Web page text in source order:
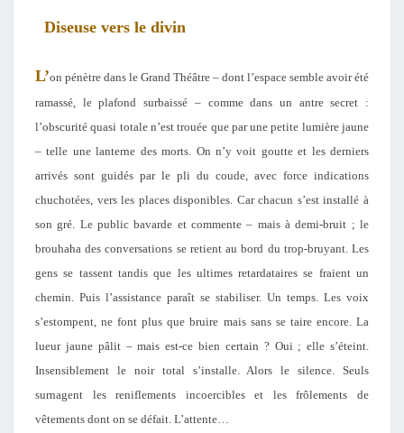
Diseuse vers le divin
L’on pénètre dans le Grand Théâtre – dont l’espace semble avoir été
ramassé, le plafond surbaissé – comme dans un antre secret :
l’obscurité quasi totale n’est trouée que par une petite lumière jaune
– telle une lanterne des morts. On n’y voit goutte et les derniers
arrivés sont guidés par le pli du coude, avec force indications
chuchotées, vers les places disponibles. Car chacun s’est installé à
son gré. Le public bavarde et commente – mais à demi-bruit ; le
brouhaha des conversations se retient au bord du trop-bruyant. Les
gens se tassent tandis que les ultimes retardataires se fraient un
chemin. Puis l’assistance paraît se stabiliser. Un temps. Les voix
s’estompent, ne font plus que bruire mais sans se taire encore. La
lueur jaune pâlit – mais est-ce bien certain ? Oui ; elle s’éteint.
Insensiblement le noir total s’installe. Alors le silence. Seuls
surnagent les reniflements incoercibles et les frôlements de
vêtements dont on se défait. L’attente…